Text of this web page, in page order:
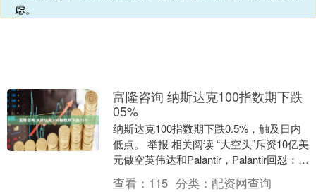
虑。
富隆咨询 纳斯达克100指数期下跌
05%
纳斯达克100指数期下跌0.5%，触及日内
低点。 举报 相关阅读 “大空头”斥资10亿美
元做空英伟达和Palantir，Palantir回怼：简
直疯了 围绕Op....
查看： 115 分类： 配资网查询